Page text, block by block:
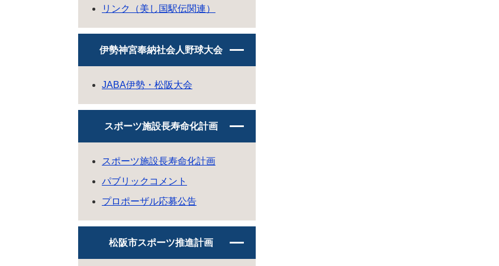
リンク（美し国駅伝関連）
伊勢神宮奉納社会人野球大会
JABA伊勢・松阪大会
スポーツ施設長寿命化計画
スポーツ施設長寿命化計画
パブリックコメント
プロポーザル応募公告
松阪市スポーツ推進計画